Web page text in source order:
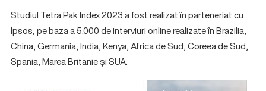
Studiul Tetra Pak Index 2023 a fost realizat în parteneriat cu
Ipsos, pe baza a 5.000 de interviuri online realizate în Brazilia,
China, Germania, India, Kenya, Africa de Sud, Coreea de Sud,
Spania, Marea Britanie și SUA.